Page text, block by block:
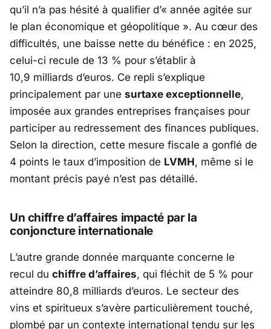
qu’il n’a pas hésité à qualifier d’« année agitée sur
le plan économique et géopolitique ». Au cœur des
difficultés, une baisse nette du bénéfice : en 2025,
celui-ci recule de 13 % pour s’établir à
10,9 milliards d’euros. Ce repli s’explique
principalement par une surtaxe exceptionnelle,
imposée aux grandes entreprises françaises pour
participer au redressement des finances publiques.
Selon la direction, cette mesure fiscale a gonflé de
4 points le taux d’imposition de LVMH, même si le
montant précis payé n’est pas détaillé.
Un chiffre d’affaires impacté par la
conjoncture internationale
L’autre grande donnée marquante concerne le
recul du chiffre d’affaires, qui fléchit de 5 % pour
atteindre 80,8 milliards d’euros. Le secteur des
vins et spiritueux s’avère particulièrement touché,
plombé par un contexte international tendu sur les